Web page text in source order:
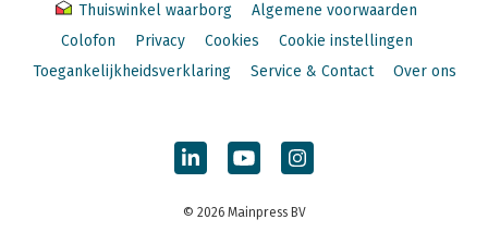
Thuiswinkel waarborg
Algemene voorwaarden
Colofon
Privacy Cookies
Cookie instellingen
Toegankelijkheidsverklaring
Service & Contact Over ons
© 2026 Mainpress BV